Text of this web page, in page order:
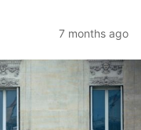
7 months ago